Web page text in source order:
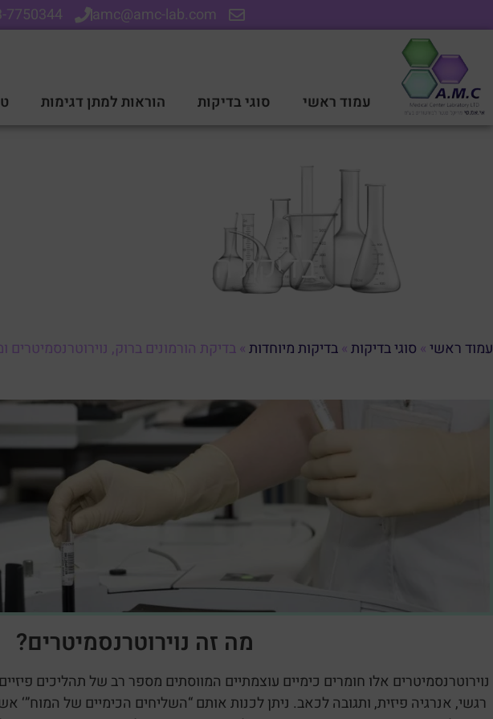
amc@amc-lab.com
073-7750344
עמוד ראשי סוגי בדיקות הוראות למתן דגימות
בדיקת הורמונים ברוק,
עמוד ראשי» סוגי בדיקות»בדיקות מיוחדות»בדיקת הורמונים ברוק, נוירוטרנסמיטרים
מה זה נוירוטרנסמיטרים?
נוירוטרנסמיטרים אלו חומרים כימיים עוצמתיים המווסתים מספר רב של תהליכים
רגשי, אנרגיה פיזית, ותגובה לכאב. ניתן לכנות אותם “השליחים הכימיים של המוח”‘